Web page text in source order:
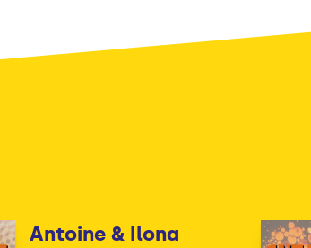
Antoine & Ilona